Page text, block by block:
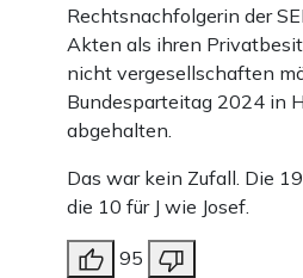
Rechtsnachfolgerin der
Akten als ihren
nicht vergesellschaften
Bundesparteitag 2024 in
abgehalten.
Das war kein Zufall. Die
die 10 für J wie Josef.
95